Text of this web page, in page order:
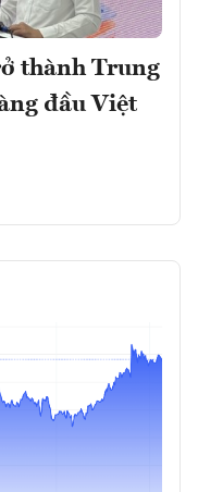
thành Trung
đầu Việt